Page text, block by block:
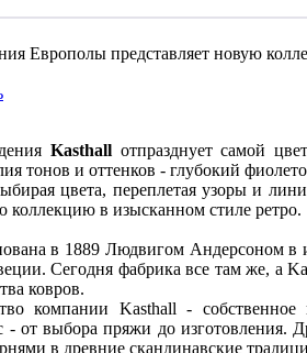
Европолы представляет новую
Kasthallотпразднует самой
тонов и оттенков - глубокий
цвета, переплетая узоры и
коллекцию в изысканном стиле ретро.
в 1889 Людвигом Андерсоном в
Сегодня фабрика все там же, а
ковров.
компании Kasthall -
- от выбора пряжи до изготовления.
в древние скандинавские